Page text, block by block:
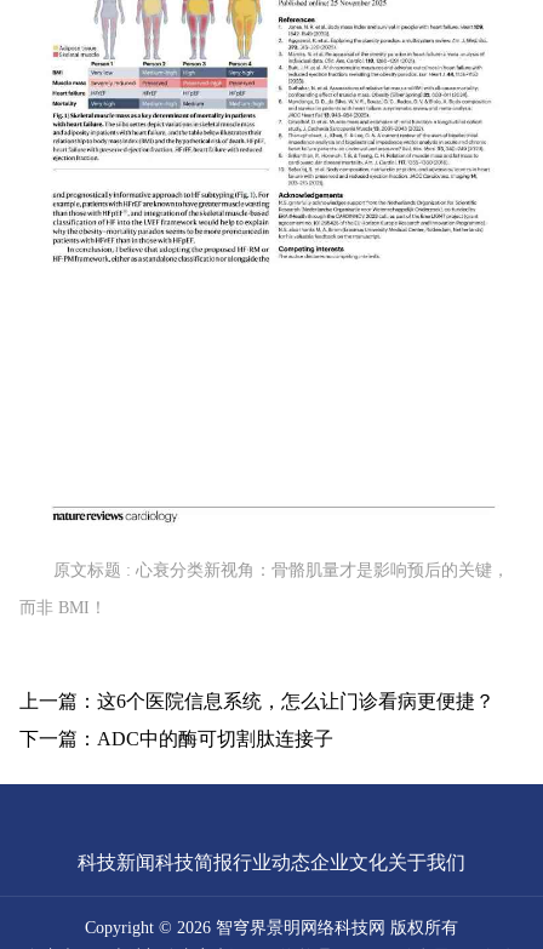
原文标题 : 心衰分类新视角：骨骼肌量才是影响预后的关键，
而非 BMI！
上一篇：这6个医院信息系统，怎么让门诊看病更便捷？
下一篇：ADC中的酶可切割肽连接子
科技新闻科技简报行业动态企业文化关于我们
Copyright © 2026 智穹界景明网络科技网 版权所有